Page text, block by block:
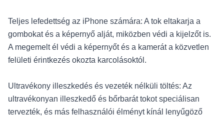
Teljes lefedettség az iPhone számára: A tok eltakarja a
gombokat és a képernyő alját, miközben védi a kijelzőt is.
A megemelt él védi a képernyőt és a kamerát a közvetlen
felületi érintkezés okozta karcolásoktól.
Ultravékony illeszkedés és vezeték nélküli töltés: Az
ultravékonyan illeszkedő és bőrbarát tokot speciálisan
tervezték, és más felhasználói élményt kínál lenyűgöző